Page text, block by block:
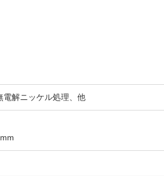
電解ニッケル処理、他